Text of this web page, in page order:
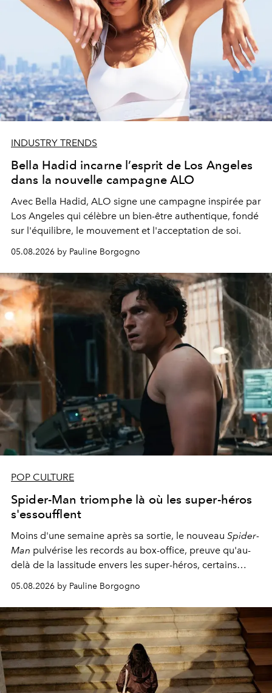
INDUSTRY TRENDS
Bella Hadid incarne l’esprit de Los Angeles
dans la nouvelle campagne ALO
Avec Bella Hadid, ALO signe une campagne inspirée par
Los Angeles qui célèbre un bien-être authentique, fondé
sur l'équilibre, le mouvement et l'acceptation de soi.
05.08.2026 by Pauline Borgogno
POP CULTURE
Spider-Man triomphe là où les super-héros
s'essoufflent
Moins d'une semaine après sa sortie, le nouveau Spider-
Man pulvérise les records au box-office, preuve qu'au-
delà de la lassitude envers les super-héros, certains
personnages continuent de susciter une ferveur intacte.
05.08.2026 by Pauline Borgogno